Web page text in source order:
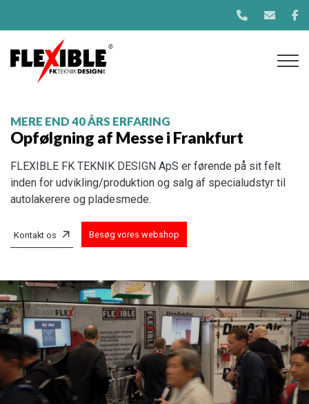
hovedindhold
MERE END 40 ÅRS ERFARING
Opfølgning af Messe i Frankfurt
FLEXIBLE FK TEKNIK DESIGN ApS er førende på sit felt
inden for udvikling/produktion og salg af specialudstyr til
autolakerere og pladesmede.
Kontakt os Besøg vores webshop